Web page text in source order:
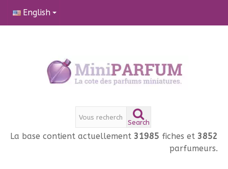
English
Search
La base contient actuellement 31985 fiches et 3852
parfumeurs.